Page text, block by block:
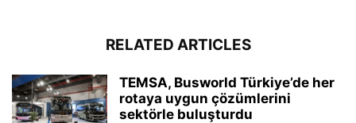
RELATED ARTICLES
TEMSA, Busworld Türkiye’de her
rotaya uygun çözümlerini
sektörle buluşturdu